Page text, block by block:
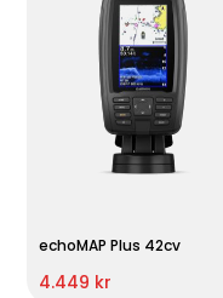
echoMAP Plus 42cv
4.449 kr